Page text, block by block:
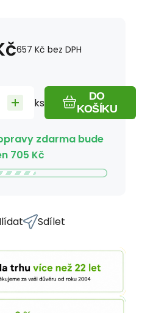
657 Kč bez DPH
ks
DO
KOŠÍKU
zdarma bude
705 Kč
Sdílet